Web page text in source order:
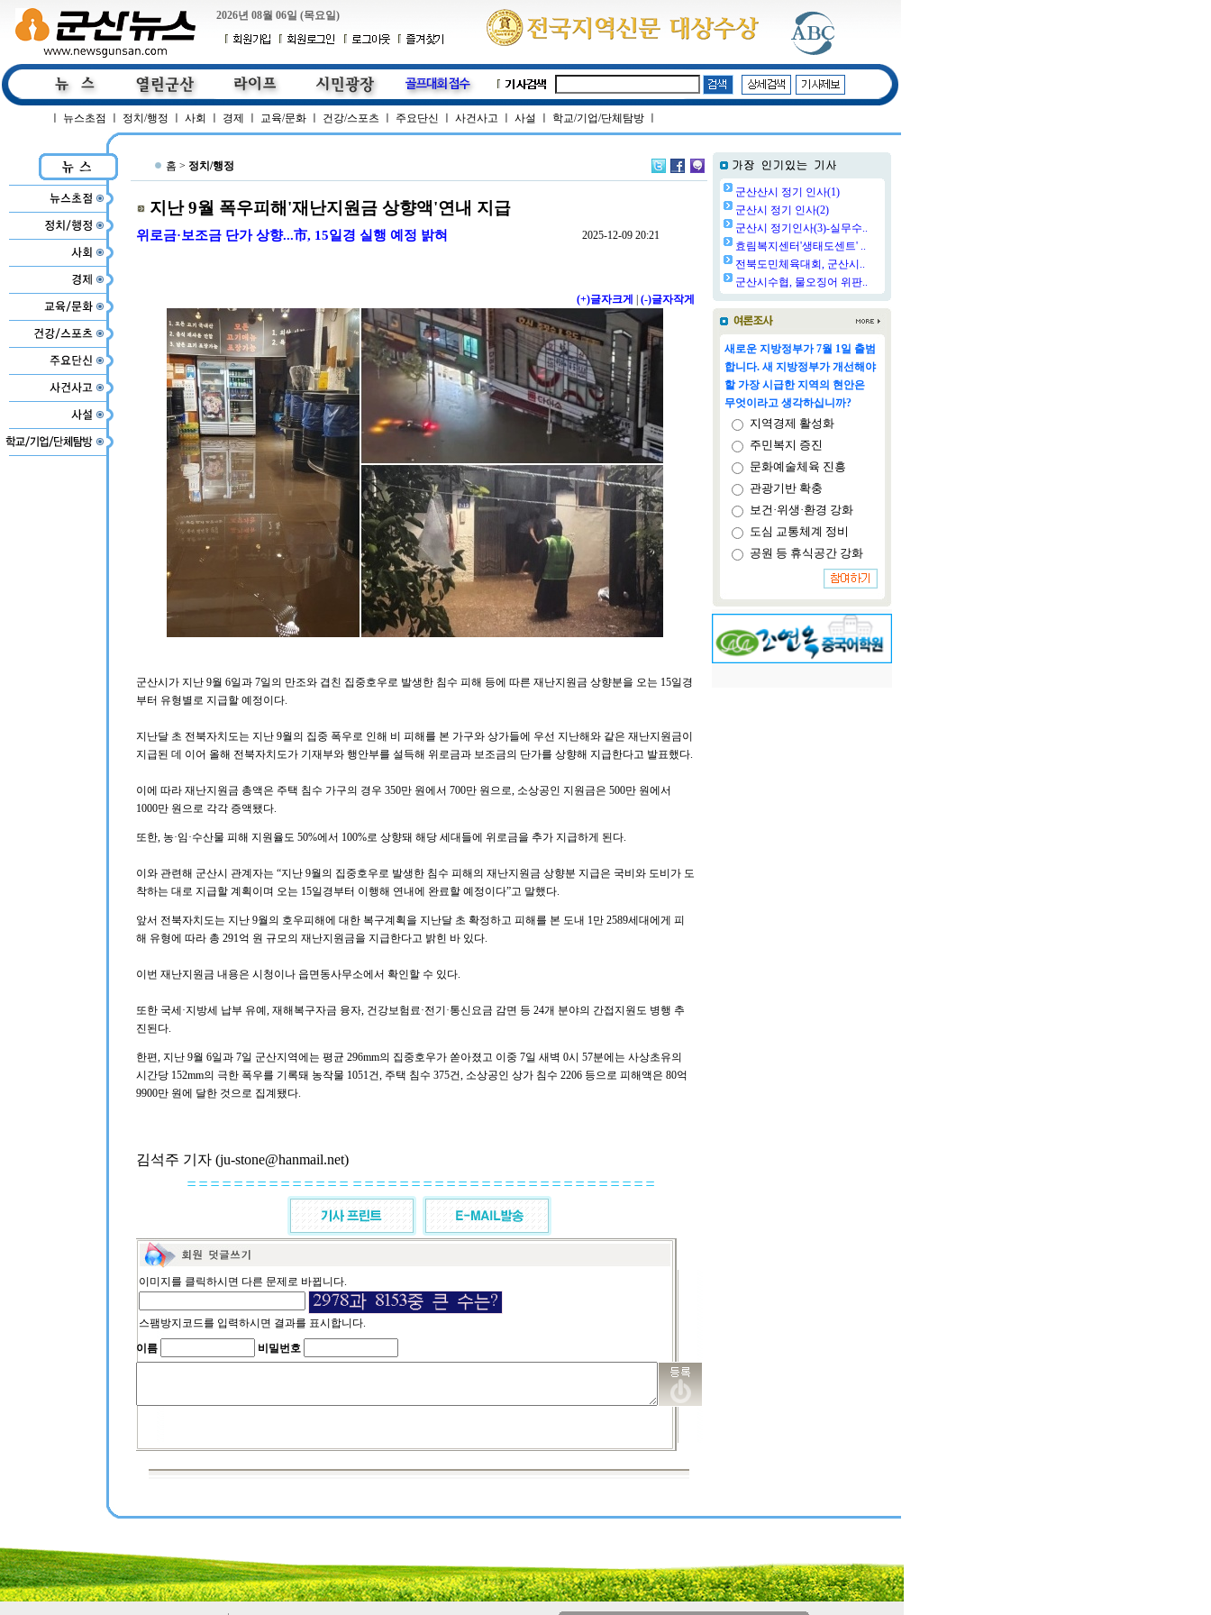
2026년 08월 06일 (목요일)
뉴스초점 정치/행정 사회 경제 교육/문화 건강/스포츠 주요단신 사건사고 사설 학교/기업/단체탐방
홈 > 정치/행정
지난 9월 폭우피해'재난지원금 상향액'연내 지급
위로금·보조금 단가 상향...市, 15일경 실행 예정 밝혀 2025-12-09 20:21
(+)글자크게 (-)글자작게
군산시가 지난 9월 6일과 7일의 만조와 겹친 집중호우로 발생한 침수 피해 등에 따른 재난지원금 상향분을 오는 15일경
부터 유형별로 지급할 예정이다.
지난달 초 전북자치도는 지난 9월의 집중 폭우로 인해 비 피해를 본 가구와 상가들에 우선 지난해와 같은 재난지원금이
지급된 데 이어 올해 전북자치도가 기재부와 행안부를 설득해 위로금과 보조금의 단가를 상향해 지급한다고 발표했다.
이에 따라 재난지원금 총액은 주택 침수 가구의 경우 350만 원에서 700만 원으로, 소상공인 지원금은 500만 원에서
1000만 원으로 각각 증액됐다.
또한, 농·임·수산물 피해 지원율도 50%에서 100%로 상향돼 해당 세대들에 위로금을 추가 지급하게 된다.
이와 관련해 군산시 관계자는 “지난 9월의 집중호우로 발생한 침수 피해의 재난지원금 상향분 지급은 국비와 도비가 도
착하는 대로 지급할 계획이며 오는 15일경부터 이행해 연내에 완료할 예정이다”고 말했다.
앞서 전북자치도는 지난 9월의 호우피해에 대한 복구계획을 지난달 초 확정하고 피해를 본 도내 1만 2589세대에게 피
해 유형에 따라 총 291억 원 규모의 재난지원금을 지급한다고 밝힌 바 있다.
이번 재난지원금 내용은 시청이나 읍면동사무소에서 확인할 수 있다.
또한 국세·지방세 납부 유예, 재해복구자금 융자, 건강보험료·전기·통신요금 감면 등 24개 분야의 간접지원도 병행 추
진된다.
한편, 지난 9월 6일과 7일 군산지역에는 평균 296mm의 집중호우가 쏟아졌고 이중 7일 새벽 0시 57분에는 사상초유의
시간당 152mm의 극한 폭우를 기록돼 농작물 1051건, 주택 침수 375건, 소상공인 상가 침수 2206 등으로 피해액은 80억
9900만 원에 달한 것으로 집계됐다.
김석주 기자 (ju-stone@hanmail.net)
이미지를 클릭하시면 다른 문제로 바뀝니다.
스팸방지코드를 입력하시면 결과를 표시합니다.
이름
비밀번호
군산산시 정기 인사(1)
군산시 정기 인사(2)
군산시 정기인사(3)-실무수..
효림복지센터'생태도센트' ..
전북도민체육대회, 군산시..
군산시수협, 물오징어 위판..
새로운 지방정부가 7월 1일 출범
합니다. 새 지방정부가 개선해야
할 가장 시급한 지역의 현안은
무엇이라고 생각하십니까?
지역경제 활성화
주민복지 증진
문화예술체육 진흥
관광기반 확충
보건·위생·환경 강화
도심 교통체계 정비
공원 등 휴식공간 강화